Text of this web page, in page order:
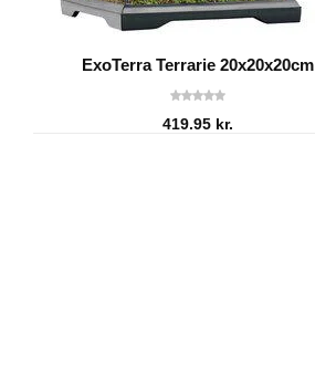
ExoTerra Terrarie 20x20x20cm
419.95 kr.